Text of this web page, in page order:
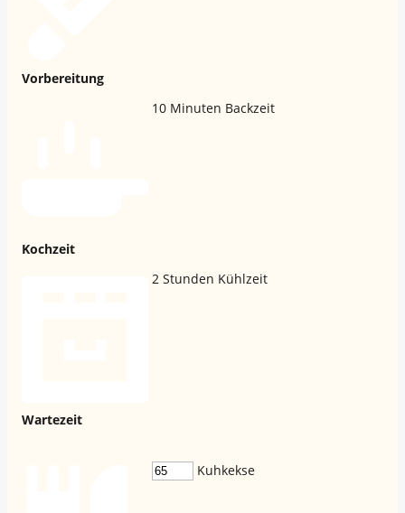
Vorbereitung
Kochzeit
10 Minuten Backzeit
Wartezeit
2 Stunden Kühlzeit
Kuhkekse